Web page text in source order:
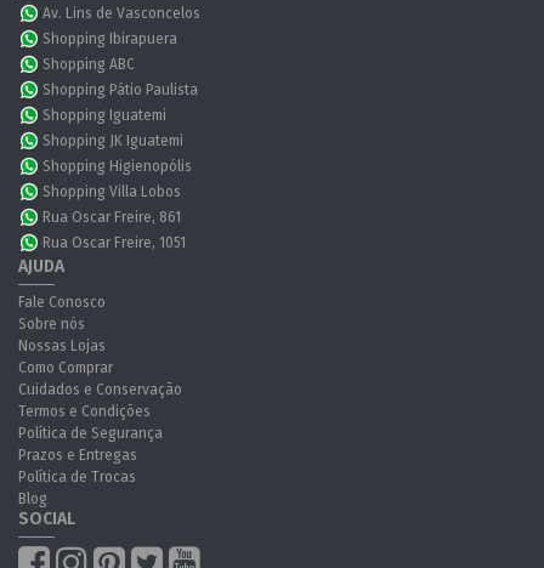
Av. Lins de Vasconcelos
Shopping Ibirapuera
Shopping ABC
Shopping Pátio Paulista
Shopping Iguatemi
Shopping JK Iguatemi
Shopping Higienopólis
Shopping Villa Lobos
Rua Oscar Freire, 861
Rua Oscar Freire, 1051
AJUDA
Fale Conosco
Sobre nós
Nossas Lojas
Como Comprar
Cuidados e Conservação
Termos e Condições
Política de Segurança
Prazos e Entregas
Política de Trocas
Blog
SOCIAL